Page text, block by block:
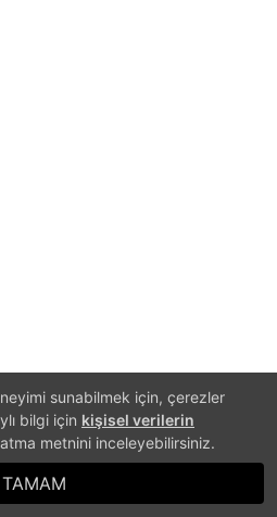
sunabilmek için, çerezler
bilgi için kişisel verilerin
metnini inceleyebilirsiniz.
TAMAM